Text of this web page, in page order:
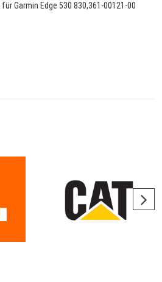
Garmin Edge 530 830,361-00121-00